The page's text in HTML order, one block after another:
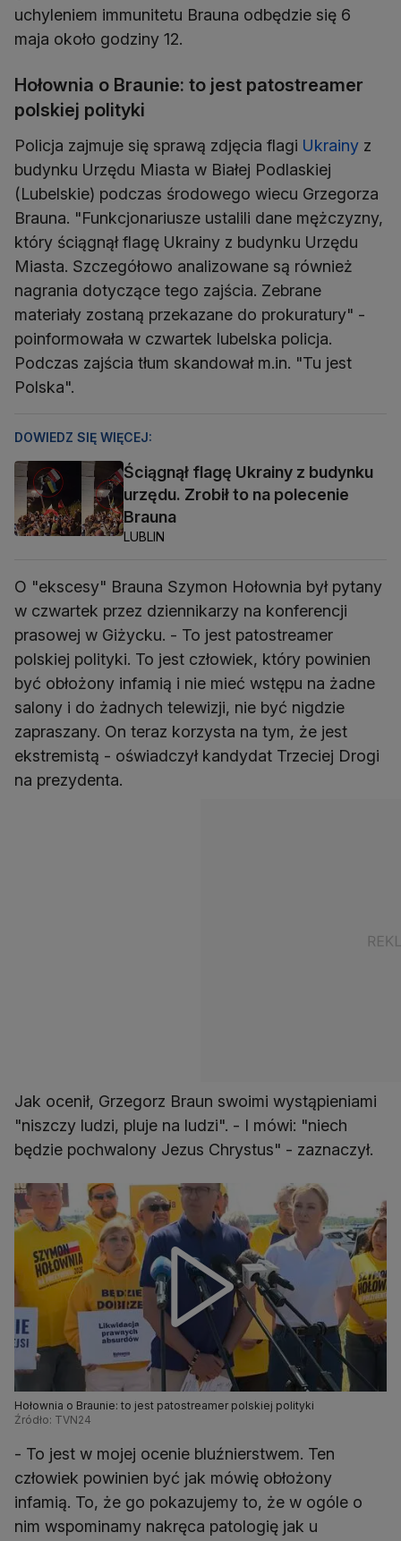
uchyleniem immunitetu Brauna odbędzie się 6
maja około godziny 12.
Hołownia o Braunie: to jest patostreamer
polskiej polityki
Policja zajmuje się sprawą zdjęcia flagi Ukrainy z
budynku Urzędu Miasta w Białej Podlaskiej
(Lubelskie) podczas środowego wiecu Grzegorza
Brauna. "Funkcjonariusze ustalili dane mężczyzny,
który ściągnął flagę Ukrainy z budynku Urzędu
Miasta. Szczegółowo analizowane są również
nagrania dotyczące tego zajścia. Zebrane
materiały zostaną przekazane do prokuratury" -
poinformowała w czwartek lubelska policja.
Podczas zajścia tłum skandował m.in. "Tu jest
Polska".
DOWIEDZ SIĘ WIĘCEJ:
Ściągnął flagę Ukrainy z budynku
urzędu. Zrobił to na polecenie
Brauna
LUBLIN
O "ekscesy" Brauna Szymon Hołownia był pytany
w czwartek przez dziennikarzy na konferencji
prasowej w Giżycku. - To jest patostreamer
polskiej polityki. To jest człowiek, który powinien
być obłożony infamią i nie mieć wstępu na żadne
salony i do żadnych telewizji, nie być nigdzie
zapraszany. On teraz korzysta na tym, że jest
ekstremistą - oświadczył kandydat Trzeciej Drogi
na prezydenta.
Jak ocenił, Grzegorz Braun swoimi wystąpieniami
"niszczy ludzi, pluje na ludzi". - I mówi: "niech
będzie pochwalony Jezus Chrystus" - zaznaczył.
Hołownia o Braunie: to jest patostreamer polskiej polityki
Źródło: TVN24
- To jest w mojej ocenie bluźnierstwem. Ten
człowiek powinien być jak mówię obłożony
infamią. To, że go pokazujemy to, że w ogóle o
nim wspominamy nakręca patologię jak u